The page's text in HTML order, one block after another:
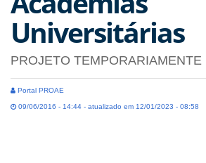
Universitárias
PROJETO TEMPORARIAMENTE
Portal PROAE
09/06/2016 - 14:44 - atualizado em 12/01/2023 - 08:58